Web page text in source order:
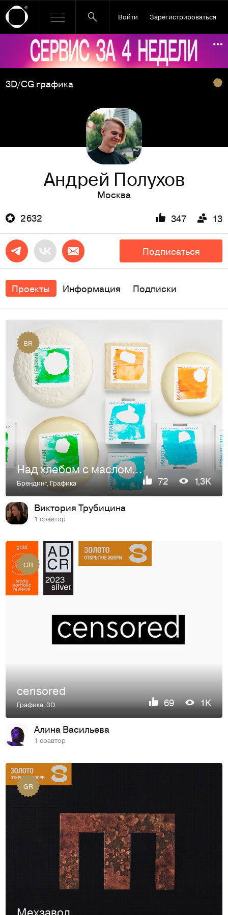
Войти Зарегистрироваться
Ссылка баннера
3D/CG графика
Андрей Полухов
Москва
2 632
347 13
Подписаться
Проекты Информация Подписки
BR
Над хлебом с маслом. Ребрендинг упаковки сыра•
Брендинг,Графика 72 1,3K
Виктория Трубицина
1 соавтор
GR
censored
Графика,3D 69 1K
Алина Васильева
1 соавтор
GR